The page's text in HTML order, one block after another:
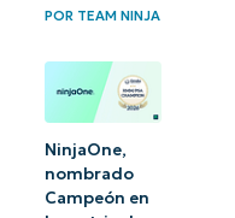
POR TEAM NINJA
NinjaOne,
nombrado
Campeón en